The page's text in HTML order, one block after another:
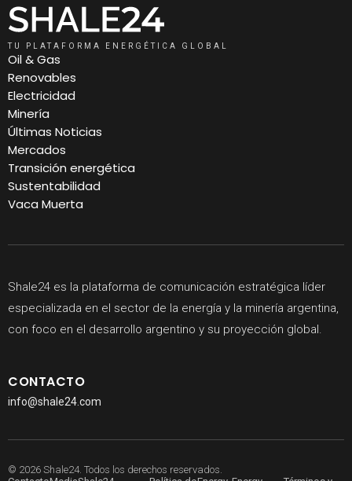
TU PLATAFORMA ENERGÉTICA GLOBAL
Oil & Gas
Renovables
Electricidad
Minería
Últimas Noticias
Mercados
Transición energética
Sustentabilidad
Vaca Muerta
Shale24 es la plataforma de comunicación estratégica líder
especializada en el sector de la energía y la minería argentina,
con foco en el desarrollo argentino y su proyección global.
CONTACTO
info@shale24.com
© 2026 Shale24. Todos los derechos reservados.